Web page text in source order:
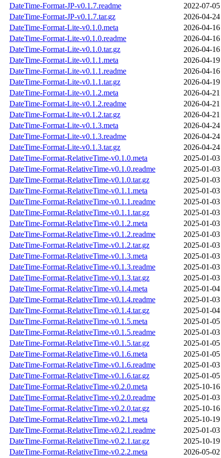
DateTime-Format-JP-v0.1.7.readme
2022-07-
DateTime-Format-JP-v0.1.7.tar.gz
2026-04-
DateTime-Format-Lite-v0.1.0.meta
2026-04-
DateTime-Format-Lite-v0.1.0.readme
2026-04-
DateTime-Format-Lite-v0.1.0.tar.gz
2026-04-
DateTime-Format-Lite-v0.1.1.meta
2026-04-
DateTime-Format-Lite-v0.1.1.readme
2026-04-
DateTime-Format-Lite-v0.1.1.tar.gz
2026-04-
DateTime-Format-Lite-v0.1.2.meta
2026-04-
DateTime-Format-Lite-v0.1.2.readme
2026-04-
DateTime-Format-Lite-v0.1.2.tar.gz
2026-04-
DateTime-Format-Lite-v0.1.3.meta
2026-04-
DateTime-Format-Lite-v0.1.3.readme
2026-04-
DateTime-Format-Lite-v0.1.3.tar.gz
2026-04-
DateTime-Format-RelativeTime-v0.1.0.meta
2025-01-
DateTime-Format-RelativeTime-v0.1.0.readme
2025-01-
DateTime-Format-RelativeTime-v0.1.0.tar.gz
2025-01-
DateTime-Format-RelativeTime-v0.1.1.meta
2025-01-
DateTime-Format-RelativeTime-v0.1.1.readme
2025-01-
DateTime-Format-RelativeTime-v0.1.1.tar.gz
2025-01-
DateTime-Format-RelativeTime-v0.1.2.meta
2025-01-
DateTime-Format-RelativeTime-v0.1.2.readme
2025-01-
DateTime-Format-RelativeTime-v0.1.2.tar.gz
2025-01-
DateTime-Format-RelativeTime-v0.1.3.meta
2025-01-
DateTime-Format-RelativeTime-v0.1.3.readme
2025-01-
DateTime-Format-RelativeTime-v0.1.3.tar.gz
2025-01-
DateTime-Format-RelativeTime-v0.1.4.meta
2025-01-
DateTime-Format-RelativeTime-v0.1.4.readme
2025-01-
DateTime-Format-RelativeTime-v0.1.4.tar.gz
2025-01-
DateTime-Format-RelativeTime-v0.1.5.meta
2025-01-
DateTime-Format-RelativeTime-v0.1.5.readme
2025-01-
DateTime-Format-RelativeTime-v0.1.5.tar.gz
2025-01-
DateTime-Format-RelativeTime-v0.1.6.meta
2025-01-
DateTime-Format-RelativeTime-v0.1.6.readme
2025-01-
DateTime-Format-RelativeTime-v0.1.6.tar.gz
2025-01-
DateTime-Format-RelativeTime-v0.2.0.meta
2025-10-
DateTime-Format-RelativeTime-v0.2.0.readme
2025-01-
DateTime-Format-RelativeTime-v0.2.0.tar.gz
2025-10-
DateTime-Format-RelativeTime-v0.2.1.meta
2025-10-
DateTime-Format-RelativeTime-v0.2.1.readme
2025-01-
DateTime-Format-RelativeTime-v0.2.1.tar.gz
2025-10-
DateTime-Format-RelativeTime-v0.2.2.meta
2026-05-